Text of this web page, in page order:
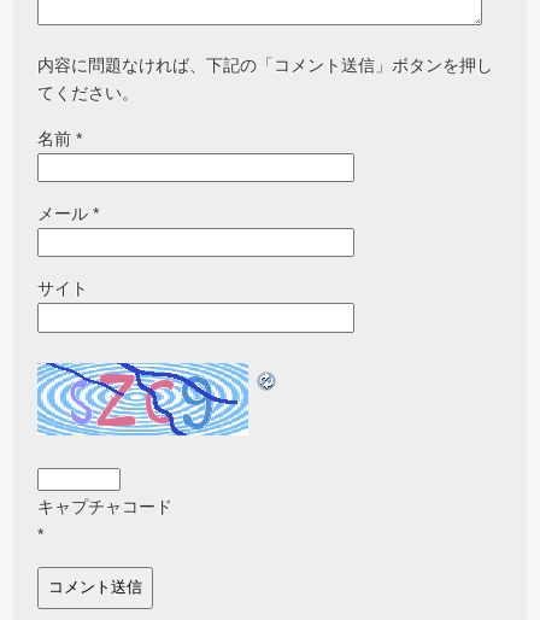
内容に問題なければ、下記の「コメント送信」ボタンを押し
てください。
名前*
メール*
サイト
キャプチャコード
*